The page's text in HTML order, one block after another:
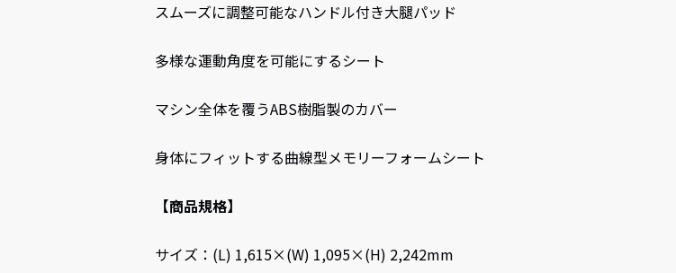
スムーズに調整可能なハンドル付き大腿パッド
多様な運動角度を可能にするシート
マシン全体を覆うABS樹脂製のカバー
身体にフィットする曲線型メモリーフォームシート
【商品規格】
サイズ：(L) 1,615×(W) 1,095×(H) 2,242mm